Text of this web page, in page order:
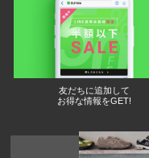
友だちに追加して
お得な情報をGET!